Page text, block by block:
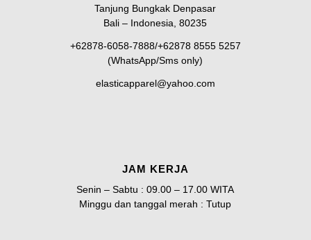
Tanjung Bungkak Denpasar
Bali – Indonesia, 80235
+62878-6058-7888/+62878 8555 5257
(WhatsApp/Sms only)
elasticapparel@yahoo.com
JAM KERJA
Senin – Sabtu : 09.00 – 17.00 WITA
Minggu dan tanggal merah : Tutup